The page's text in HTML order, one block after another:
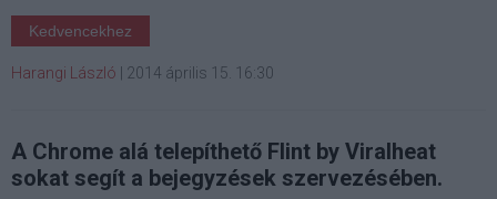
Kedvencekhez
Harangi László 2014 április 15. 16:30
A Chrome alá telepíthető Flint by Viralheat
sokat segít a bejegyzések szervezésében.